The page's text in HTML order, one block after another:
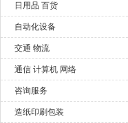
日用品 百货
自动化设备
交通 物流
通信 计算机 网络
咨询服务
造纸印刷包装